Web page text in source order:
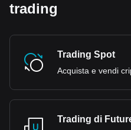
trading
Trading Spot
Trading di